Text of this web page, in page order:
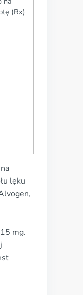
(Rx)
lęku
mg.